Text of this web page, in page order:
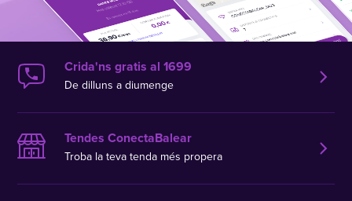
Crida'ns gratis al 1699
De dilluns a diumenge
Tendes ConectaBalear
Troba la teva tenda més propera